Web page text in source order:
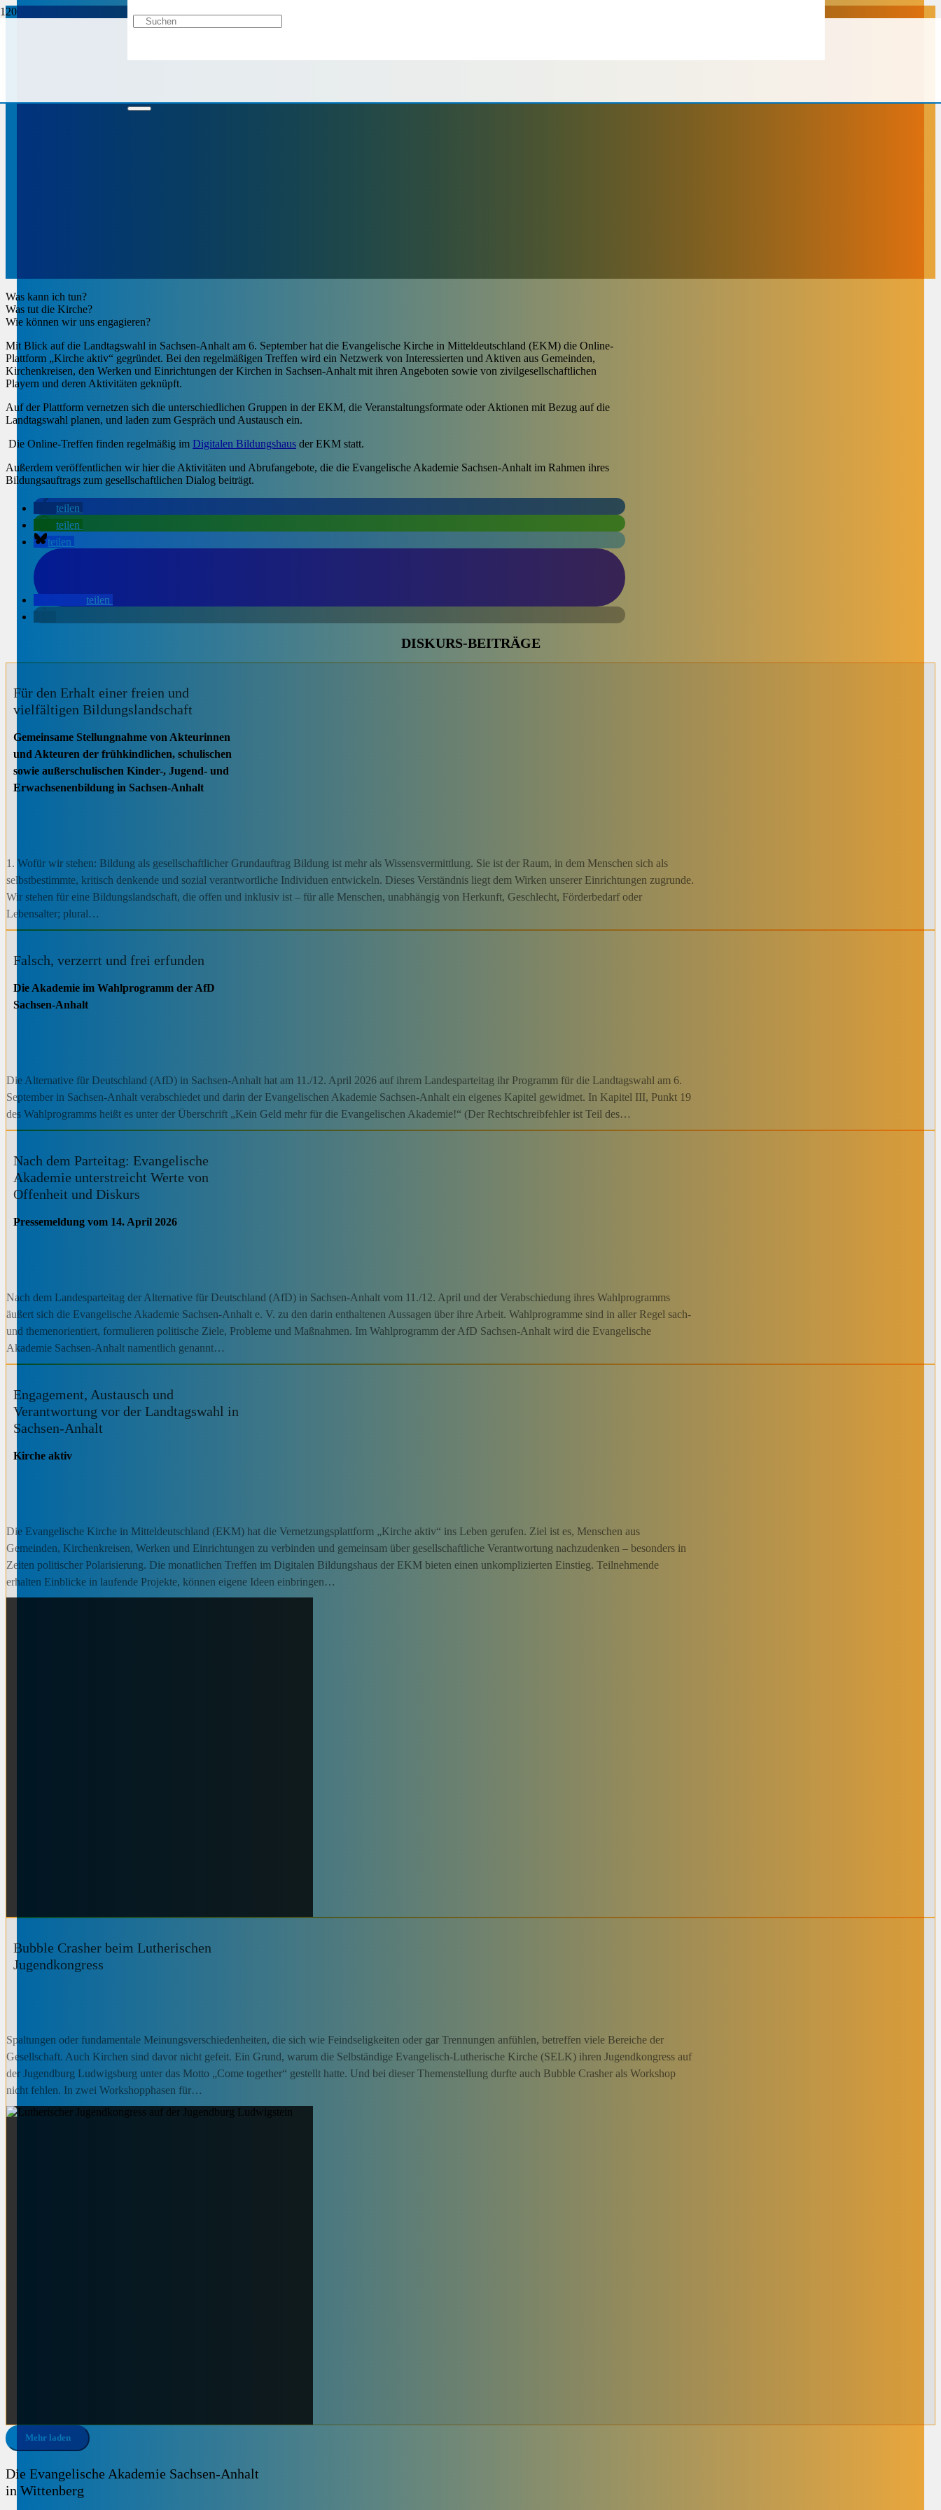
Was kann ich tun?
Was tut die Kirche?
Wie können wir uns engagieren?
Mit Blick auf die Landtagswahl in Sachsen-Anhalt am 6. September hat die Evangelische Kirche in Mitteldeutschland (EKM) die Online-
Plattform „Kirche aktiv“ gegründet. Bei den regelmäßigen Treffen wird ein Netzwerk von Interessierten und Aktiven aus Gemeinden,
Kirchenkreisen, den Werken und Einrichtungen der Kirchen in Sachsen-Anhalt mit ihren Angeboten sowie von zivilgesellschaftlichen
Playern und deren Aktivitäten geknüpft.
Auf der Plattform vernetzen sich die unterschiedlichen Gruppen in der EKM, die Veranstaltungsformate oder Aktionen mit Bezug auf die
Landtagswahl planen, und laden zum Gespräch und Austausch ein.
Die Online-Treffen finden regelmäßig im Digitalen Bildungshaus der EKM statt.
Außerdem veröffentlichen wir hier die Aktivitäten und Abrufangebote, die die Evangelische Akademie Sachsen-Anhalt im Rahmen ihres
Bildungsauftrags zum gesellschaftlichen Dialog beiträgt.
teilen
teilen
teilen
teilen
DISKURS-BEITRÄGE
Für den Erhalt einer freien und
vielfältigen Bildungslandschaft
Gemeinsame Stellungnahme von Akteurinnen
und Akteuren der frühkindlichen, schulischen
sowie außerschulischen Kinder-, Jugend- und
Erwachsenenbildung in Sachsen-Anhalt
1. Wofür wir stehen: Bildung als gesellschaftlicher Grundauftrag Bildung ist mehr als Wissensvermittlung. Sie ist der Raum, in dem Menschen sich als
selbstbestimmte, kritisch denkende und sozial verantwortliche Individuen entwickeln. Dieses Verständnis liegt dem Wirken unserer Einrichtungen zugrunde.
Wir stehen für eine Bildungslandschaft, die offen und inklusiv ist – für alle Menschen, unabhängig von Herkunft, Geschlecht, Förderbedarf oder
Lebensalter; plural…
Falsch, verzerrt und frei erfunden
Die Akademie im Wahlprogramm der AfD
Sachsen-Anhalt
Die Alternative für Deutschland (AfD) in Sachsen-Anhalt hat am 11./12. April 2026 auf ihrem Landesparteitag ihr Programm für die Landtagswahl am 6.
September in Sachsen-Anhalt verabschiedet und darin der Evangelischen Akademie Sachsen-Anhalt ein eigenes Kapitel gewidmet. In Kapitel III, Punkt 19
des Wahlprogramms heißt es unter der Überschrift „Kein Geld mehr für die Evangelischen Akademie!“ (Der Rechtschreibfehler ist Teil des…
Nach dem Parteitag: Evangelische
Akademie unterstreicht Werte von
Offenheit und Diskurs
Pressemeldung vom 14. April 2026
Nach dem Landesparteitag der Alternative für Deutschland (AfD) in Sachsen-Anhalt vom 11./12. April und der Verabschiedung ihres Wahlprogramms
äußert sich die Evangelische Akademie Sachsen-Anhalt e. V. zu den darin enthaltenen Aussagen über ihre Arbeit. Wahlprogramme sind in aller Regel sach-
und themenorientiert, formulieren politische Ziele, Probleme und Maßnahmen. Im Wahlprogramm der AfD Sachsen-Anhalt wird die Evangelische
Akademie Sachsen-Anhalt namentlich genannt…
Engagement, Austausch und
Verantwortung vor der Landtagswahl in
Sachsen-Anhalt
Kirche aktiv
Die Evangelische Kirche in Mitteldeutschland (EKM) hat die Vernetzungsplattform „Kirche aktiv“ ins Leben gerufen. Ziel ist es, Menschen aus
Gemeinden, Kirchenkreisen, Werken und Einrichtungen zu verbinden und gemeinsam über gesellschaftliche Verantwortung nachzudenken – besonders in
Zeiten politischer Polarisierung. Die monatlichen Treffen im Digitalen Bildungshaus der EKM bieten einen unkomplizierten Einstieg. Teilnehmende
erhalten Einblicke in laufende Projekte, können eigene Ideen einbringen…
Bubble Crasher beim Lutherischen
Jugendkongress
Spaltungen oder fundamentale Meinungsverschiedenheiten, die sich wie Feindseligkeiten oder gar Trennungen anfühlen, betreffen viele Bereiche der
Gesellschaft. Auch Kirchen sind davor nicht gefeit. Ein Grund, warum die Selbständige Evangelisch-Lutherische Kirche (SELK) ihren Jugendkongress auf
der Jugendburg Ludwigsburg unter das Motto „Come together“ gestellt hatte. Und bei dieser Themenstellung durfte auch Bubble Crasher als Workshop
nicht fehlen. In zwei Workshopphasen für…
Mehr laden
Die Evangelische Akademie Sachsen-Anhalt
in Wittenberg